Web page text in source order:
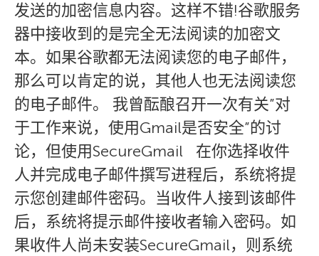
发送的加密信息内容。这样不错!谷歌服务
器中接收到的是完全无法阅读的加密文
本。如果谷歌都无法阅读您的电子邮件，
那么可以肯定的说，其他人也无法阅读您
的电子邮件。 我曾酝酿召开一次有关”对
于工作来说，使用Gmail是否安全”的讨
论，但使用SecureGmail 在你选择收件
人并完成电子邮件撰写进程后，系统将提
示您创建邮件密码。当收件人接到该邮件
后，系统将提示邮件接收者输入密码。如
果收件人尚未安装SecureGmail，则系统